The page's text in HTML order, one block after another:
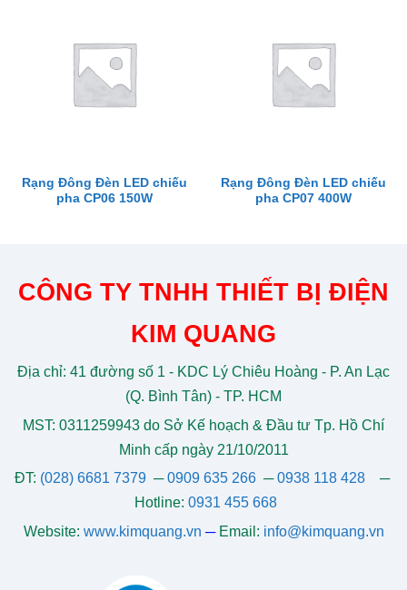
Rạng Đông Đèn LED chiếu
pha CP06 150W
Rạng Đông Đèn LED chiếu
pha CP07 400W
CÔNG TY TNHH THIẾT BỊ ĐIỆN
KIM QUANG
Địa chỉ: 41 đường số 1 - KDC Lý Chiêu Hoàng - P. An Lạc
(Q. Bình Tân) - TP. HCM
MST: 0311259943 do Sở Kế hoạch & Đầu tư Tp. Hồ Chí
Minh cấp ngày 21/10/2011
ĐT: (028) 6681 7379 ─0909 635 266─0938 118 428─
Hotline: 0931 455 668
Website: www.kimquang.vn ─ Email: info@kimquang.vn